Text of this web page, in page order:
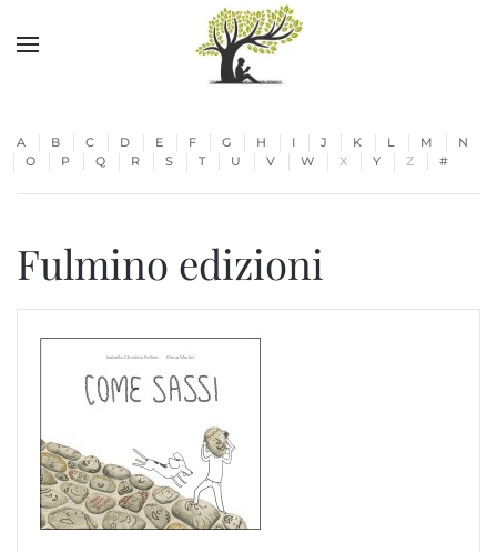
Skip to main content
A B C D E F G H I J K L M
N
O
P Q R S T U V W X Y Z #
Fulmino edizioni